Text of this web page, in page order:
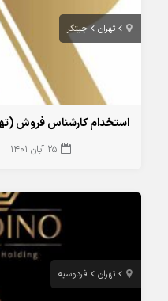
تهران چیتگر
25 آبان 1401
تهران فردوسیه